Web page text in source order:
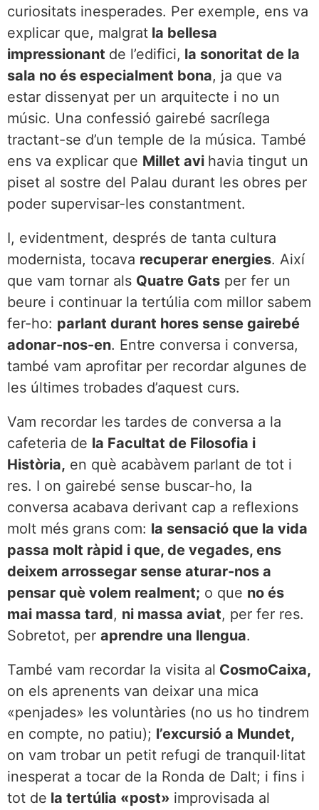
curiositats inesperades. Per exemple, ens va
explicar que, malgrat la bellesa
impressionant de l’edifici, la sonoritat de la
sala no és especialment bona, ja que va
estar dissenyat per un arquitecte i no un
músic. Una confessió gairebé sacrílega
tractant-se d’un temple de la música. També
ens va explicar que Millet avi havia tingut un
piset al sostre del Palau durant les obres per
poder supervisar-les constantment.
I, evidentment, després de tanta cultura
modernista, tocava recuperar energies. Així
que vam tornar als Quatre Gats per fer un
beure i continuar la tertúlia com millor sabem
fer-ho: parlant durant hores sense gairebé
adonar-nos-en. Entre conversa i conversa,
també vam aprofitar per recordar algunes de
les últimes trobades d’aquest curs.
Vam recordar les tardes de conversa a la
cafeteria de la Facultat de Filosofia i
Història, en què acabàvem parlant de tot i
res. I on gairebé sense buscar-ho, la
conversa acabava derivant cap a reflexions
molt més grans com: la sensació que la vida
passa molt ràpid i que, de vegades, ens
deixem arrossegar sense aturar-nos a
pensar què volem realment; o que no és
mai massa tard, ni massa aviat, per fer res.
Sobretot, per aprendre una llengua.
També vam recordar la visita al CosmoCaixa,
on els aprenents van deixar una mica
«penjades» les voluntàries (no us ho tindrem
en compte, no patiu); l’excursió a Mundet,
on vam trobar un petit refugi de tranquil·litat
inesperat a tocar de la Ronda de Dalt; i fins i
tot de la tertúlia «post» improvisada al